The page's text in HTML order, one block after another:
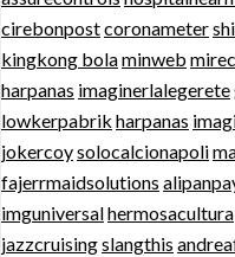
cirebonpostcoronameter
kingkong bolaminweb
harpanas imaginerlalegerete
lowkerpabrik harpanas
jokercoysolocalcionapoli
fajerrmaidsolutions
imguniversalhermosacultura
jazzcruisingslangthis